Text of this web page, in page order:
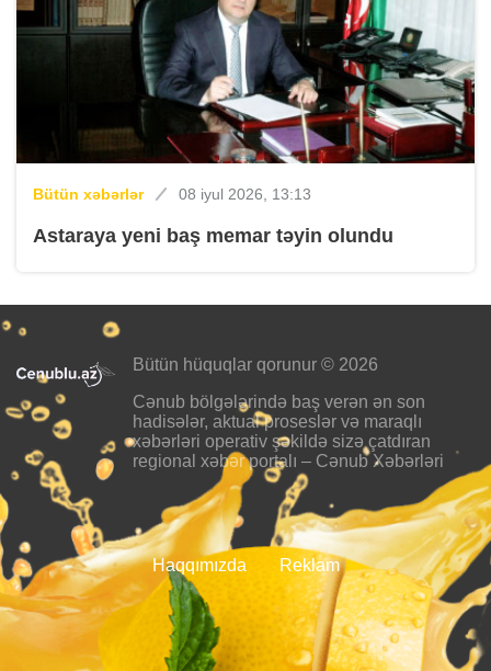
Bütün xəbərlər 08 iyul 2026, 13:13
Astaraya yeni baş memar təyin olundu
Bütün hüquqlar qorunur © 2026
Cənub bölgələrində baş verən ən son
hadisələr, aktual proseslər və maraqlı
xəbərləri operativ şəkildə sizə çatdıran
regional xəbər portalı – Cənub Xəbərləri
Haqqımızda Reklam